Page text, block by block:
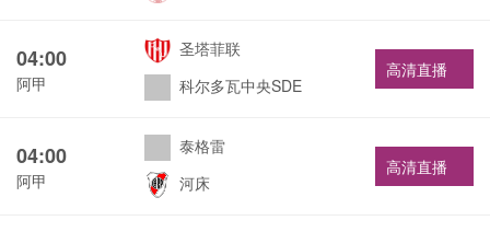
04:00
阿甲
圣塔菲联
科尔多瓦中央SDE
高清直播
04:00
阿甲
泰格雷
河床
高清直播